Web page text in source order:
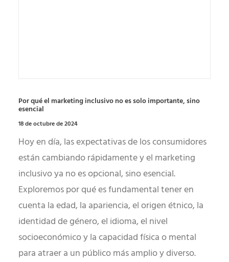
Por qué el marketing inclusivo no es solo importante, sino
esencial
18 de octubre de 2024
Hoy en día, las expectativas de los consumidores
están cambiando rápidamente y el marketing
inclusivo ya no es opcional, sino esencial.
Exploremos por qué es fundamental tener en
cuenta la edad, la apariencia, el origen étnico, la
identidad de género, el idioma, el nivel
socioeconómico y la capacidad física o mental
para atraer a un público más amplio y diverso.